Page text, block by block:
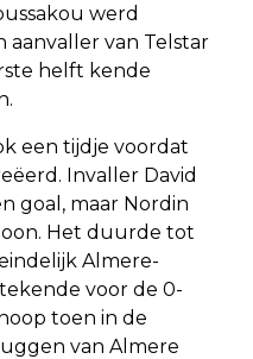
werd
van Telstar
helft kende
een tijdje voordat
Invaller David
goal, maar Nordin
Het duurde tot
Almere-
voor de 0-
toen in de
van Almere